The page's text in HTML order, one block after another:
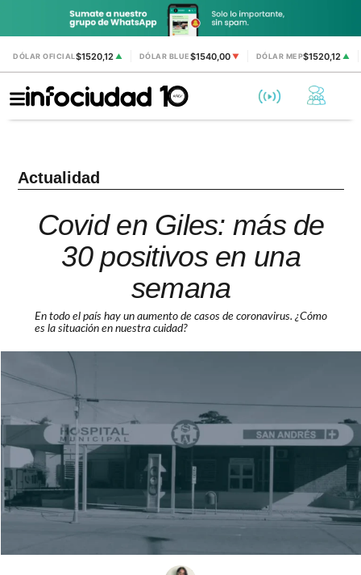
DÓLAR OFICIAL$1520,12 ▲ DÓLAR BLUE$1540,00 ▼ DÓLAR MEP$1520,12 ▲
Actualidad
Covid en Giles: más de
30 positivos en una
semana
En todo el país hay un aumento de casos de coronavirus. ¿Cómo
es la situación en nuestra cuidad?